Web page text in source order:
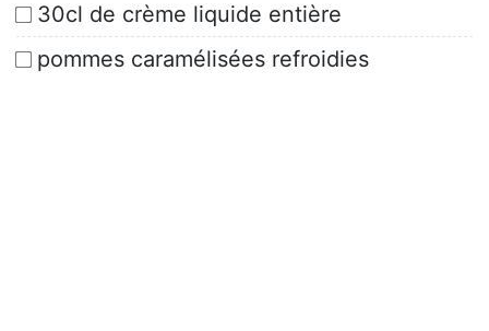
30cl de crème liquide entière
pommes caramélisées refroidies